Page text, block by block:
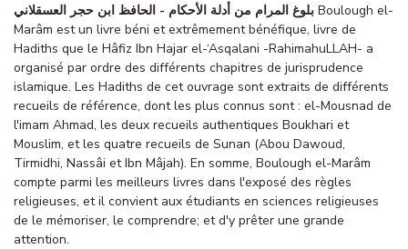
بلوغ المرام من أدلة الأحكام - الحافظ ابن حجر العسقلاني Boulough el-
Marâm est un livre béni et extrêmement bénéfique, livre de
Hadiths que le Hâfiz Ibn Hajar el-‘Asqalani -RahimahuLLAH- a
organisé par ordre des différents chapitres de jurisprudence
islamique. Les Hadiths de cet ouvrage sont extraits de différents
recueils de référence, dont les plus connus sont : el-Mousnad de
l'imam Ahmad, les deux recueils authentiques Boukhari et
Mouslim, et les quatre recueils de Sunan (Abou Dawoud,
Tirmidhi, Nassâi et Ibn Mâjah). En somme, Boulough el-Marâm
compte parmi les meilleurs livres dans l'exposé des règles
religieuses, et il convient aux étudiants en sciences religieuses
de le mémoriser, le comprendre; et d'y prêter une grande
attention.